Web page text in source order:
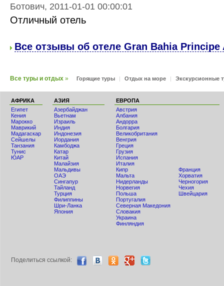
Ботович, 2011-01-01 00:00:01
Отличный отель
Все отзывы об отеле Gran Bahia Principe
Все туры и отдых » Горящие туры | Отдых на море | Экскурсионные
АФРИКА
Египет
Кения
Мaрокко
Маврикий
Мадагаскар
Сейшелы
Танзания
Тунис
ЮАР
АЗИЯ
Азербайджан
Вьетнам
Израиль
Индия
Индонезия
Иордания
Камбоджа
Катар
Китай
Малайзия
Мальдивы
ОАЭ
Сингапур
Тайланд
Турция
Филиппины
Шри-Ланка
Япония
ЕВРОПА
Австрия
Албания
Андорра
Болгария
Великобритания
Венгрия
Греция
Грузия
Испания
Италия
Кипр
Мальта
Нидерланды
Норвегия
Польша
Португалия
Северная Македония
Словакия
Украина
Финляндия
Франция
Хорватия
Черногория
Чехия
Швейцария
Поделиться ccылкой: